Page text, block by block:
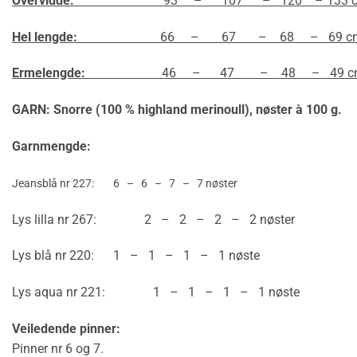
Hel lengde: 66 – 67 – 68 – 69
Ermelengde: 46 – 47 – 48 – 49
GARN: Snorre (100 % highland merinoull), nøster à 100 g.
Garnmengde:
Jeansblå nr 227: 6 – 6 – 7 – 7 nøster
Lys lilla nr 267: 2 – 2 – 2 – 2 nøster
Lys blå nr 220: 1 – 1 – 1 – 1 nøste
Lys aqua nr 221: 1 – 1 – 1 – 1 nøste
Veiledende pinner:
Pinner nr 6 og 7.